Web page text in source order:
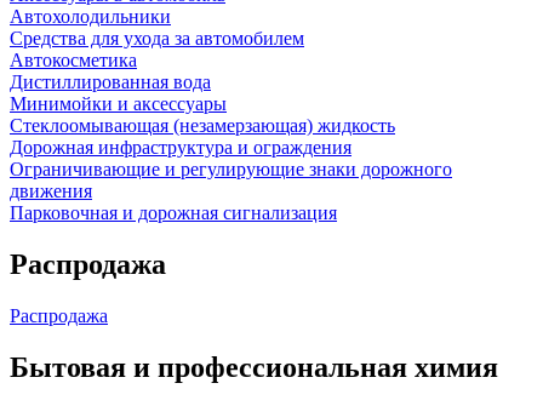
Автохолодильники
Средства для ухода за автомобилем
Автокосметика
Дистиллированная вода
Минимойки и аксессуары
Стеклоомывающая (незамерзающая) жидкость
Дорожная инфраструктура и ограждения
Ограничивающие и регулирующие знаки дорожного
движения
Парковочная и дорожная сигнализация
Распродажа
Распродажа
Бытовая и профессиональная химия